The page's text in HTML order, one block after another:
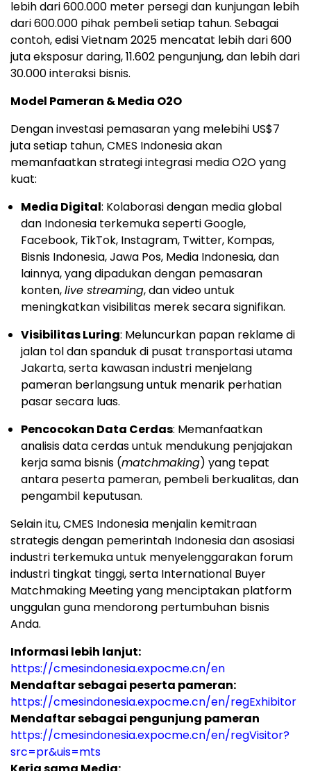
lebih dari 600.000 meter persegi dan kunjungan lebih
dari 600.000 pihak pembeli setiap tahun. Sebagai
contoh, edisi Vietnam 2025 mencatat lebih dari 600
juta eksposur daring, 11.602 pengunjung, dan lebih dari
30.000 interaksi bisnis.
Model Pameran & Media O2O
Dengan investasi pemasaran yang melebihi US$7
juta setiap tahun, CMES Indonesia akan
memanfaatkan strategi integrasi media O2O yang
kuat:
Media Digital: Kolaborasi dengan media global
dan Indonesia terkemuka seperti Google,
Facebook, TikTok, Instagram, Twitter, Kompas,
Bisnis Indonesia, Jawa Pos, Media Indonesia, dan
lainnya, yang dipadukan dengan pemasaran
konten,live streaming, dan video untuk
meningkatkan visibilitas merek secara signifikan.
Visibilitas Luring: Meluncurkan papan reklame di
jalan tol dan spanduk di pusat transportasi utama
Jakarta, serta kawasan industri menjelang
pameran berlangsung untuk menarik perhatian
pasar secara luas.
Pencocokan Data Cerdas: Memanfaatkan
analisis data cerdas untuk mendukung penjajakan
kerja sama bisnis (matchmaking) yang tepat
antara peserta pameran, pembeli berkualitas, dan
pengambil keputusan.
Selain itu, CMES Indonesia menjalin kemitraan
strategis dengan pemerintah Indonesia dan asosiasi
industri terkemuka untuk menyelenggarakan forum
industri tingkat tinggi, serta International Buyer
Matchmaking Meeting yang menciptakan platform
unggulan guna mendorong pertumbuhan bisnis
Anda.
Informasi lebih lanjut:
https://cmesindonesia.expocme.cn/en
Mendaftar sebagai peserta pameran:
https://cmesindonesia.expocme.cn/en/regExhibitor
Mendaftar sebagai pengunjung pameran
https://cmesindonesia.expocme.cn/en/regVisitor?
src=pr&uis=mts